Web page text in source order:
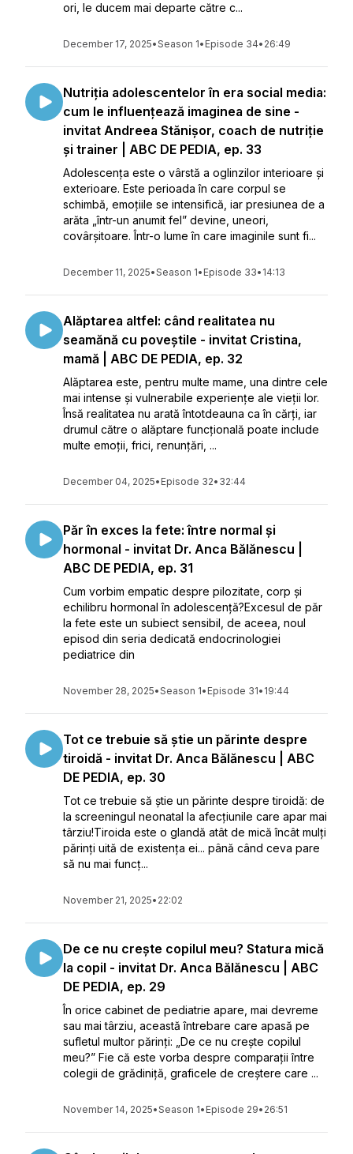
ori, le ducem mai departe către c...
December 17, 2025•Season 1• Episode 34• 26:49
Nutriția adolescentelor în era social media:
cum le influențează imaginea de sine -
invitat Andreea Stănișor, coach de nutriție
și trainer | ABC DE PEDIA, ep. 33
Adolescența este o vârstă a oglinzilor interioare și
exterioare. Este perioada în care corpul se
schimbă, emoțiile se intensifică, iar presiunea de a
arăta „într-un anumit fel” devine, uneori,
covârșitoare. Într-o lume în care imaginile sunt fi...
December 11, 2025•Season 1• Episode 33• 14:13
Alăptarea altfel: când realitatea nu
seamănă cu poveștile - invitat Cristina,
mamă | ABC DE PEDIA, ep. 32
Alăptarea este, pentru multe mame, una dintre cele
mai intense și vulnerabile experiențe ale vieții lor.
Însă realitatea nu arată întotdeauna ca în cărți, iar
drumul către o alăptare funcțională poate include
multe emoții, frici, renunțări, ...
December 04, 2025• Episode 32• 32:44
Păr în exces la fete: între normal și
hormonal - invitat Dr. Anca Bălănescu |
ABC DE PEDIA, ep. 31
Cum vorbim empatic despre pilozitate, corp și
echilibru hormonal în adolescență?Excesul de păr
la fete este un subiect sensibil, de aceea, noul
episod din seria dedicată endocrinologiei
pediatrice din
November 28, 2025•Season 1• Episode 31• 19:44
Tot ce trebuie să știe un părinte despre
tiroidă - invitat Dr. Anca Bălănescu | ABC
DE PEDIA, ep. 30
Tot ce trebuie să știe un părinte despre tiroidă: de
la screeningul neonatal la afecțiunile care apar mai
târziu!Tiroida este o glandă atât de mică încât mulți
părinți uită de existența ei... până când ceva pare
să nu mai funcț...
November 21, 2025• 22:02
De ce nu crește copilul meu? Statura mică
la copil - invitat Dr. Anca Bălănescu | ABC
DE PEDIA, ep. 29
În orice cabinet de pediatrie apare, mai devreme
sau mai târziu, această întrebare care apasă pe
sufletul multor părinți: „De ce nu crește copilul
meu?” Fie că este vorba despre comparații între
colegii de grădiniță, graficele de creștere care ...
November 14, 2025•Season 1• Episode 29• 26:51